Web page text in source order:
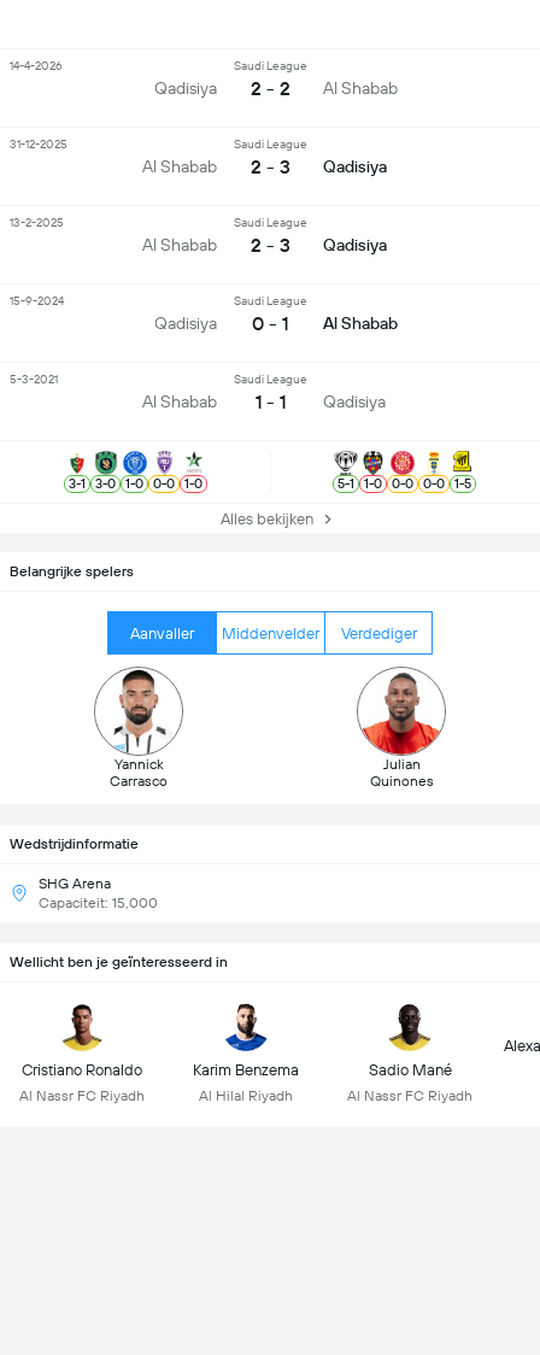
Belangrijke spelers
Aanvaller Middenvelder Verdediger
Yannick
Carrasco
Julian
Quinones
Wedstrijdinformatie
SHG Arena
Capaciteit: 15,000
Qadisiya
Saudi League
2 - 2 Al Shabab
14-4-2026
Al Shabab
Saudi League
2 - 3 Qadisiya
31-12-2025
Al Shabab
Saudi League
2 - 3 Qadisiya
13-2-2025
Qadisiya
Saudi League
0 - 1 Al Shabab
15-9-2024
Al Shabab
Saudi League
1 - 1 Qadisiya
5-3-2021
3-1 3-0 1-0 0-0 1-0 5-1 1-0 0-0 0-0 1-5
Alles bekijken
Wellicht ben je geïnteresseerd in
Cristiano Ronaldo
Al Nassr FC Riyadh
Karim Benzema
Al Hilal Riyadh
Sadio Mané
Al Nassr FC Riyadh